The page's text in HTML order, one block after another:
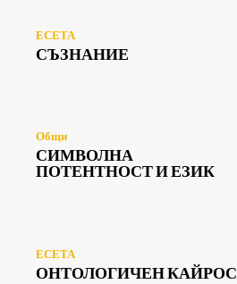
ЕСЕТА
СЪЗНАНИЕ
Общи
СИМВОЛНА
ПОТЕНТНОСТ И ЕЗИК
ЕСЕТА
ОНТОЛОГИЧЕН КАЙРОС